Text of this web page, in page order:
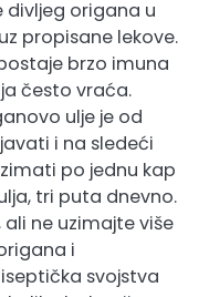
divljeg origana u
propisane lekove.
brzo imuna
često vraća.
ulje je od
i na sledeći
po jednu kap
tri puta dnevno.
ne uzimajte više
i
svojstva